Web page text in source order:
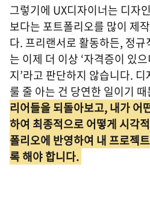
그렇기에 UX디자이너는 디자
보다는 포트폴리오를 많이 제
다. 프리랜서로 활동하든, 정
는 이제 더 이상 ‘자격증이 있
지’라고 판단하지 않습니다.
룰 줄 아는 건 당연한 일이기
리어들을 되돌아보고, 내가 어
하여 최종적으로 어떻게 시각
폴리오에 반영하여 내 프로젝
록 해야 합니다.